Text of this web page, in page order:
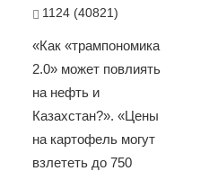
1124 (40821)
«Как «трампономика
2.0» может повлиять
на нефть и
Казахстан?». «Цены
на картофель могут
взлететь до 750